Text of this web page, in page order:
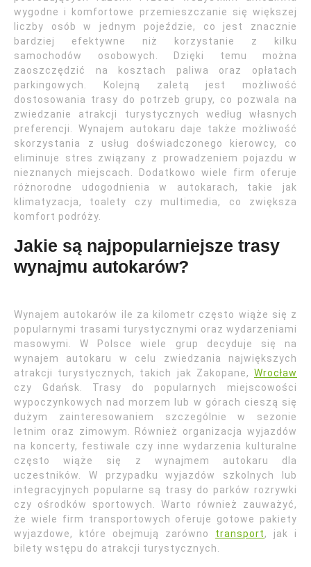
wygodne i komfortowe przemieszczanie się większej
liczby osób w jednym pojeździe, co jest znacznie
bardziej efektywne niż korzystanie z kilku
samochodów osobowych. Dzięki temu można
zaoszczędzić na kosztach paliwa oraz opłatach
parkingowych. Kolejną zaletą jest możliwość
dostosowania trasy do potrzeb grupy, co pozwala na
zwiedzanie atrakcji turystycznych według własnych
preferencji. Wynajem autokaru daje także możliwość
skorzystania z usług doświadczonego kierowcy, co
eliminuje stres związany z prowadzeniem pojazdu w
nieznanych miejscach. Dodatkowo wiele firm oferuje
różnorodne udogodnienia w autokarach, takie jak
klimatyzacja, toalety czy multimedia, co zwiększa
komfort podróży.
Jakie są najpopularniejsze trasy
wynajmu autokarów?
Wynajem autokarów ile za kilometr często wiąże się z
popularnymi trasami turystycznymi oraz wydarzeniami
masowymi. W Polsce wiele grup decyduje się na
wynajem autokaru w celu zwiedzania największych
atrakcji turystycznych, takich jak Zakopane, Wrocław
czy Gdańsk. Trasy do popularnych miejscowości
wypoczynkowych nad morzem lub w górach cieszą się
dużym zainteresowaniem szczególnie w sezonie
letnim oraz zimowym. Również organizacja wyjazdów
na koncerty, festiwale czy inne wydarzenia kulturalne
często wiąże się z wynajmem autokaru dla
uczestników. W przypadku wyjazdów szkolnych lub
integracyjnych popularne są trasy do parków rozrywki
czy ośrodków sportowych. Warto również zauważyć,
że wiele firm transportowych oferuje gotowe pakiety
wyjazdowe, które obejmują zarówno transport, jak i
bilety wstępu do atrakcji turystycznych.